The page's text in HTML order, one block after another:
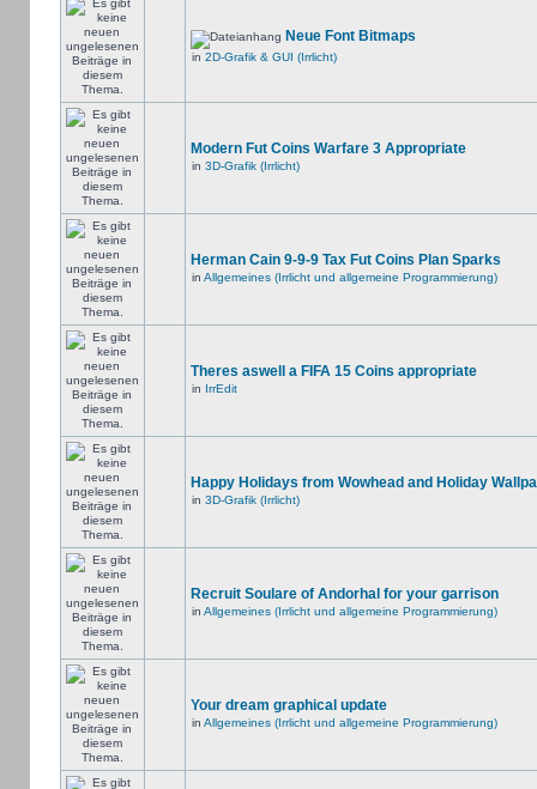
Neue Font Bitmaps
in 2D-Grafik & GUI (Irrlicht)
Modern Fut Coins Warfare 3 Appropriate
in 3D-Grafik (Irrlicht)
Herman Cain 9-9-9 Tax Fut Coins Plan Sparks
in Allgemeines (Irrlicht und allgemeine Programmierung)
Theres aswell a FIFA 15 Coins appropriate
in IrrEdit
Happy Holidays from Wowhead and Holiday
in 3D-Grafik (Irrlicht)
Recruit Soulare of Andorhal for your garrison
in Allgemeines (Irrlicht und allgemeine Programmierung)
Your dream graphical update
in Allgemeines (Irrlicht und allgemeine Programmierung)